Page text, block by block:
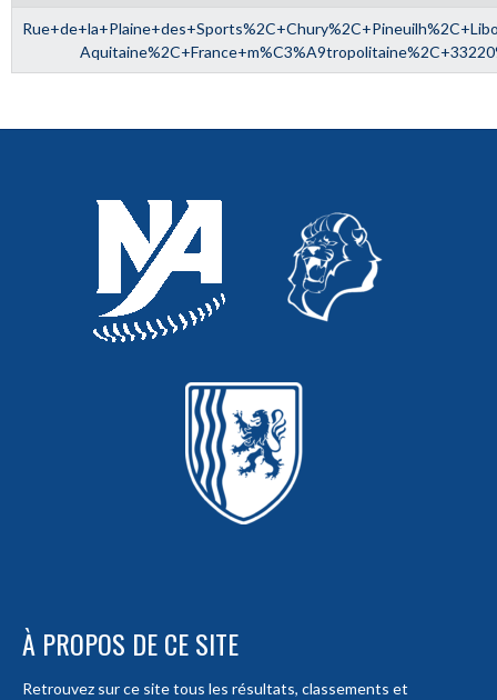
À PROPOS DE CE SITE
Retrouvez sur ce site tous les résultats, classements et